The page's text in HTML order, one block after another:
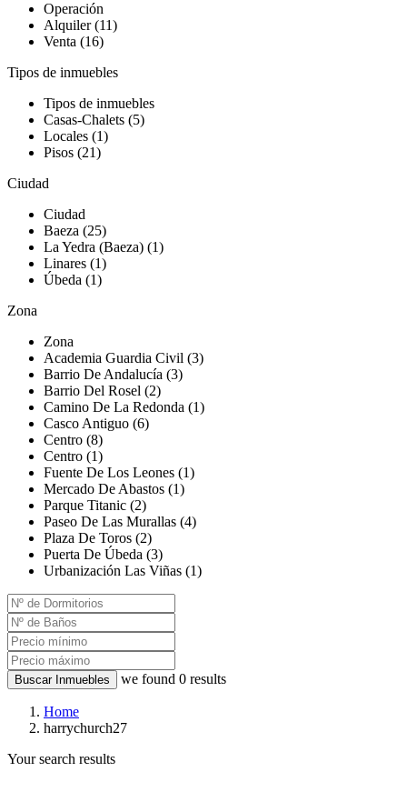
Operación
Alquiler (11)
Venta (16)
Tipos de inmuebles
Tipos de inmuebles
Casas-Chalets (5)
Locales (1)
Pisos (21)
Ciudad
Ciudad
Baeza (25)
La Yedra (Baeza) (1)
Linares (1)
Úbeda (1)
Zona
Zona
Academia Guardia Civil (3)
Barrio De Andalucía (3)
Barrio Del Rosel (2)
Camino De La Redonda (1)
Casco Antiguo (6)
Centro (8)
Centro (1)
Fuente De Los Leones (1)
Mercado De Abastos (1)
Parque Titanic (2)
Paseo De Las Murallas (4)
Plaza De Toros (2)
Puerta De Úbeda (3)
Urbanización Las Viñas (1)
Buscar Inmuebles we found 0 results
Home
harrychurch27
Your search results